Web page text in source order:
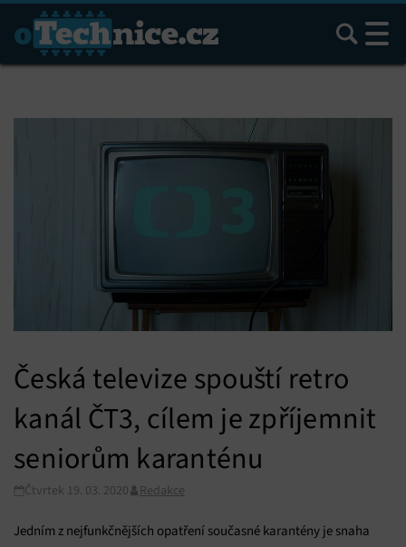
Hledat
Česká televize spouští retro
kanál ČT3, cílem je zpříjemnit
seniorům karanténu
Čtvrtek 19. 03. 2020 Redakce
Jedním z nejfunkčnějších opatření současné karantény je snaha